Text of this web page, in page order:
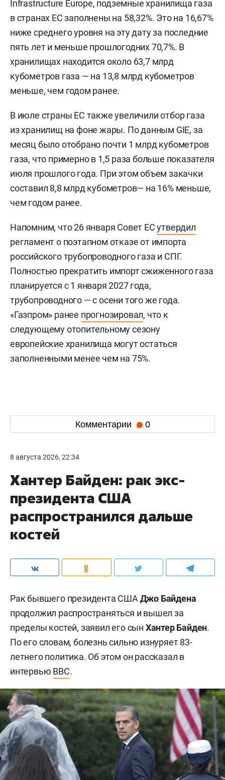
Infrastructure Europe, подземные хранилища газа
в странах ЕС заполнены на 58,32%. Это на 16,67%
ниже среднего уровня на эту дату за последние
пять лет и меньше прошлогодних 70,7%. В
хранилищах находится около 63,7 млрд
кубометров газа — на 13,8 млрд кубометров
меньше, чем годом ранее.
В июле страны ЕС также увеличили отбор газа
из хранилищ на фоне жары. По данным GIE, за
месяц было отобрано почти 1 млрд кубометров
газа, что примерно в 1,5 раза больше показателя
июля прошлого года. При этом объем закачки
составил 8,8 млрд кубометров— на 16% меньше,
чем годом ранее.
Напомним, что 26 января Совет ЕСутвердил
регламент о поэтапном отказе от импорта
российского трубопроводного газа и СПГ.
Полностью прекратить импорт сжиженного газа
планируется с 1 января 2027 года,
трубопроводного — с осени того же года.
«Газпром» ранее прогнозировал, что к
следующему отопительному сезону
европейские хранилища могут остаться
заполненными менее чем на 75%.
Комментарии 0
8 августа 2026, 22:34
Хантер Байден: рак экс-
президента США
распространился дальше
костей
Рак бывшего президента СШАДжо Байдена
продолжил распространяться и вышел за
пределы костей, заявил его сын Хантер Байден.
По его словам, болезнь сильно изнуряет 83-
летнего политика. Об этом он рассказал в
интервью BBC.